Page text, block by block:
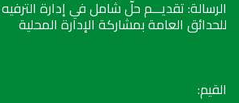
الرسالة: تقديـــم حلّ شامل في إدارة
للحدائق العامة بمشاركة الإدارة المحلية
القيم: